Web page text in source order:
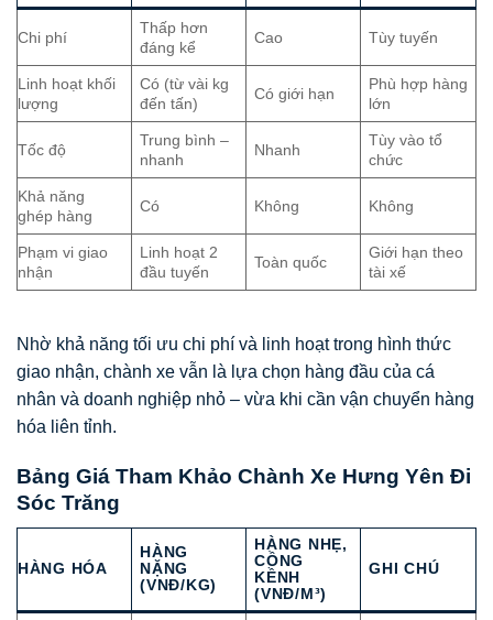
Chi phí
Thấp hơn
đáng kể
Cao Tùy tuyến
Linh hoạt khối
lượng
Có (từ vài kg
đến tấn)
Có giới hạn
Phù hợp hàng
lớn
Tốc độ
Trung bình –
nhanh
Nhanh
Tùy vào tổ
chức
Khả năng
ghép hàng
Có Không Không
Phạm vi giao
nhận
Linh hoạt 2
đầu tuyến
Toàn quốc
Giới hạn theo
tài xế
Nhờ khả năng tối ưu chi phí và linh hoạt trong hình thức
giao nhận, chành xe vẫn là lựa chọn hàng đầu của cá
nhân và doanh nghiệp nhỏ – vừa khi cần vận chuyển hàng
hóa liên tỉnh.
Bảng Giá Tham Khảo Chành Xe Hưng Yên Đi
Sóc Trăng
HÀNG HÓA
HÀNG
NẶNG
(VNĐ/KG)
HÀNG NHẸ,
CỒNG
KỀNH
(VNĐ/M³)
GHI CHÚ